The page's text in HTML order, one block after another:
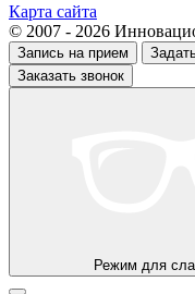
Карта сайта
© 2007 - 2026
Запись на прием
Заказать звонок
Режим для